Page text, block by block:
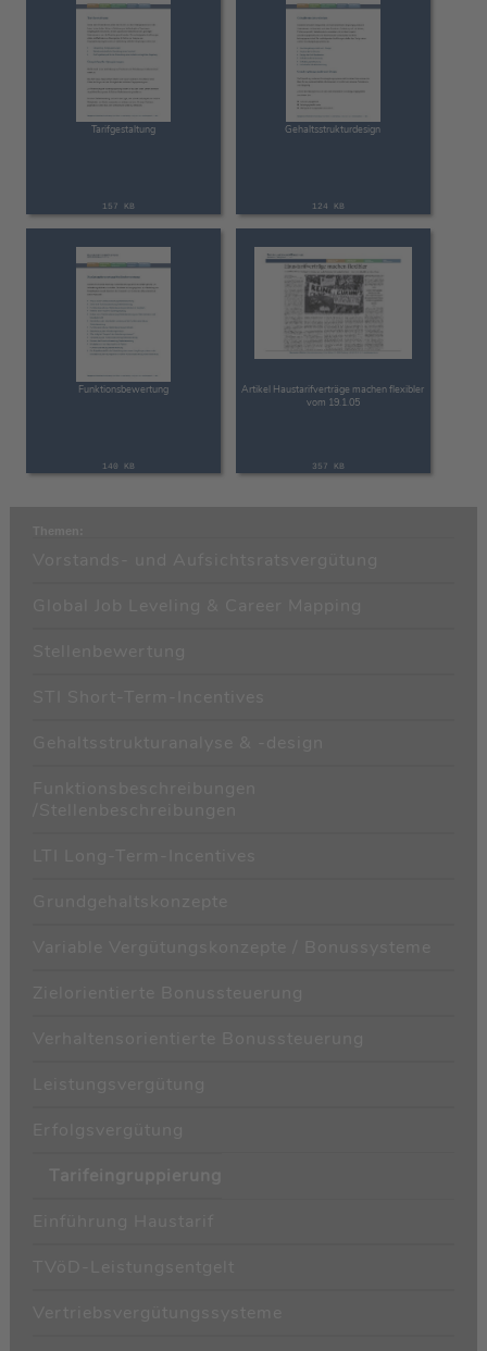
Tarifgestaltung
157 KB
Gehaltsstrukturdesign
124 KB
Funktionsbewertung
140 KB
Artikel Haustarifverträge machen flexibler
vom 19.1.05
357 KB